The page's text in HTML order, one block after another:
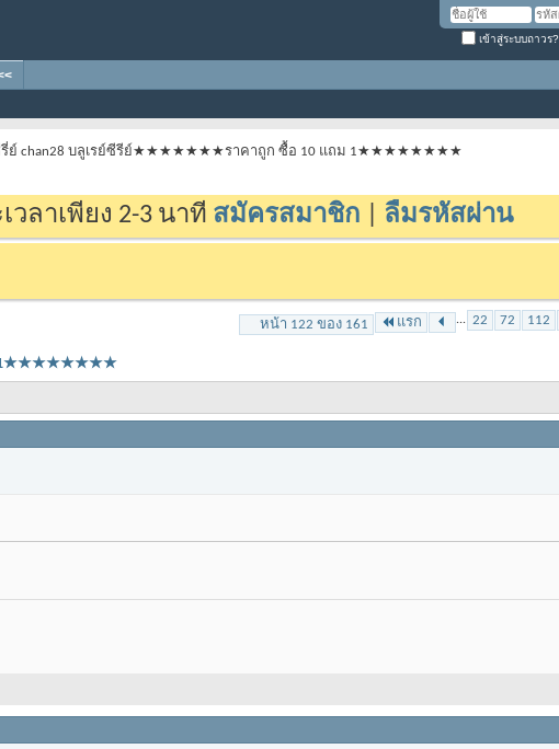
เข้าสู่ระบบถาวร?
ย์ chan28 บลูเรย์ซีรีย์★★★★★★★ราคาถูก ซื้อ 10 แถม 1★★★★★★★★
ลาเพียง 2-3 นาที สมัครสมาชิก ลืมรหัสผ่าน
หน้า 122 ของ 161 แรก ... 22 72 112
ม 1★★★★★★★★